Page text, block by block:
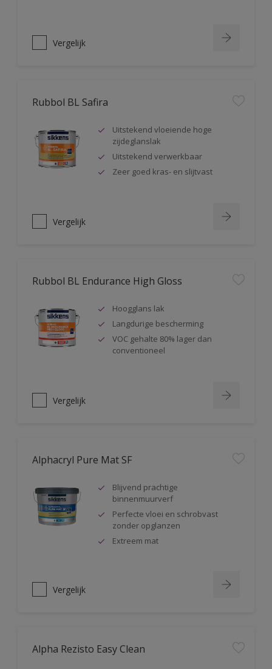
Vergelijk
Rubbol BL Safira
Uitstekend vloeiende hoge
zijdeglanslak
Uitstekend verwerkbaar
Zeer goed kras- en slijtvast
Vergelijk
Rubbol BL Endurance High Gloss
Hoogglans lak
Langdurige bescherming
VOC gehalte 80% lager dan
conventioneel
Vergelijk
Alphacryl Pure Mat SF
Blijvend prachtige
binnenmuurverf
Perfecte vloei en schrobvast
zonder opglanzen
Extreem mat
Vergelijk
Alpha Rezisto Easy Clean